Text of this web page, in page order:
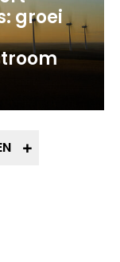
groei